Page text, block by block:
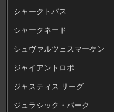
シャークトパス
シャークネード
シュヴァルツェスマーケン
ジャイアントロボ
ジャスティス リーグ
ジュラシック・パーク